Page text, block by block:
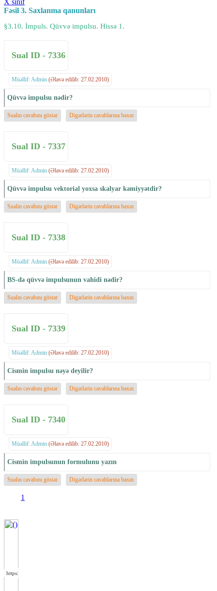
X sinif
Fəsil 3. Saxlanma qanunları
§3.10. İmpuls. Qüvvə impulsu. Hissə 1.
Sual ID - 7336
Müəllif: Admin (Əlavə edilib: 27.02.2010)
Qüvvə impulsu nədir?
Sualın cavabını göstər Digərlərin cavablarına baxın
Sual ID - 7337
Müəllif: Admin (Əlavə edilib: 27.02.2010)
Qüvvə impulsu vektorial yoxsa skalyar kəmiyyətdir?
Sualın cavabını göstər Digərlərin cavablarına baxın
Sual ID - 7338
Müəllif: Admin (Əlavə edilib: 27.02.2010)
BS-də qüvvə impulsunun vahidi nədir?
Sualın cavabını göstər Digərlərin cavablarına baxın
Sual ID - 7339
Müəllif: Admin (Əlavə edilib: 27.02.2010)
Cismin impulsu nəyə deyilir?
Sualın cavabını göstər Digərlərin cavablarına baxın
Sual ID - 7340
Müəllif: Admin (Əlavə edilib: 27.02.2010)
Cismin impulsunun formulunu yazın
Sualın cavabını göstər Digərlərin cavablarına baxın
1
https://wa.me/994552244433